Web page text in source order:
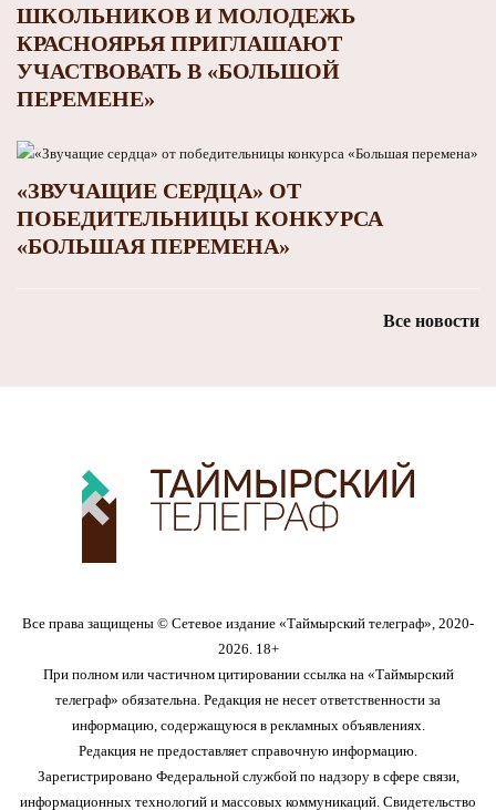
ШКОЛЬНИКОВ И МОЛОДЕЖЬ
КРАСНОЯРЬЯ ПРИГЛАШАЮТ
УЧАСТВОВАТЬ В «БОЛЬШОЙ
ПЕРЕМЕНЕ»
«ЗВУЧАЩИЕ СЕРДЦА» ОТ
ПОБЕДИТЕЛЬНИЦЫ КОНКУРСА
«БОЛЬШАЯ ПЕРЕМЕНА»
Все новости
Все права защищены © Сетевое издание «Таймырский телеграф», 2020-
2026. 18+
При полном или частичном цитировании ссылка на «Таймырский
телеграф» обязательна. Редакция не несет ответственности за
информацию, содержащуюся в рекламных объявлениях.
Редакция не предоставляет справочную информацию.
Зарегистрировано Федеральной службой по надзору в сфере связи,
информационных технологий и массовых коммуникаций. Свидетельство